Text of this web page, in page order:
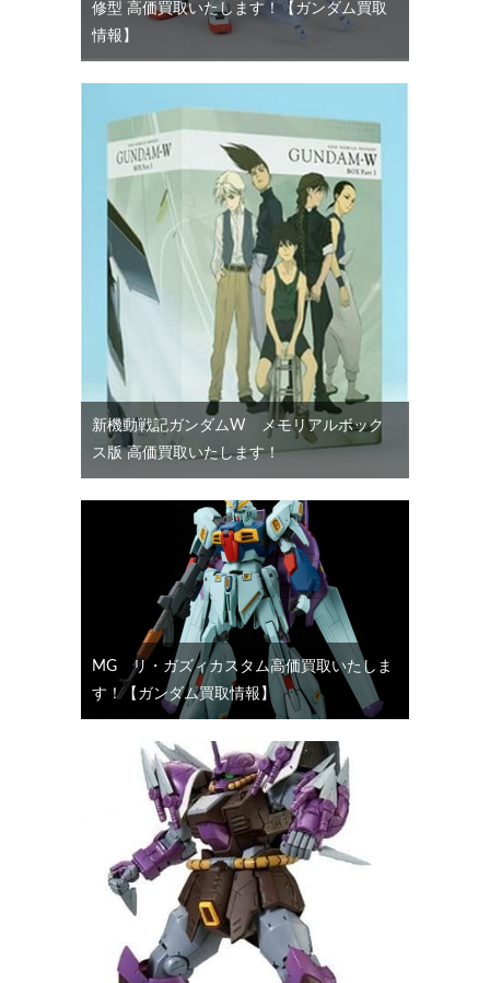
修型 高価買取いたします！【ガンダム買取
情報】
新機動戦記ガンダムW メモリアルボック
ス版 高価買取いたします！
MG リ・ガズィカスタム高価買取いたしま
す！【ガンダム買取情報】